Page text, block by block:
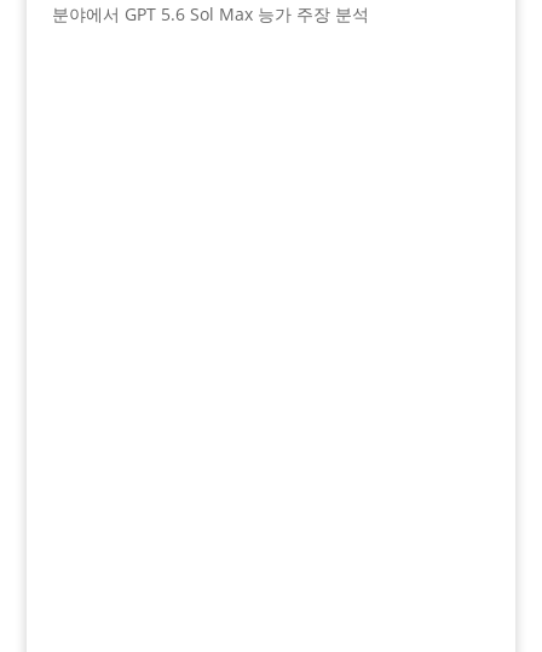
분야에서 GPT 5.6 Sol Max 능가 주장 분석